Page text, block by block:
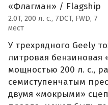
«Флагман» / Flagship
2.0T, 200 л. с., 7DCT, FWD, 7
мест
У трехрядного Geely
литровая бензиновая
мощностью 200 л. с.,
семиступенчатым
двумя «мокрыми»